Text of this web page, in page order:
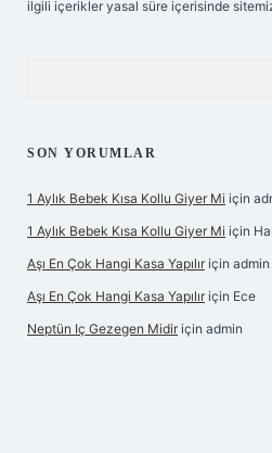
ilgili içerikler yasal süre içerisinde
SON YORUMLAR
1 Aylık Bebek Kısa Kollu Giyer Mi için
1 Aylık Bebek Kısa Kollu Giyer Mi için
Aşı En Çok Hangi Kasa Yapılır için admin
Aşı En Çok Hangi Kasa Yapılır için Ece
Neptün Iç Gezegen Midir için admin